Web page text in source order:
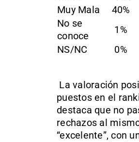
Muy Mala
40%
No se
conoce
1%
NS/NC
0%
La valoración
puestos en el
destaca que no
rechazos al
“excelente”, con